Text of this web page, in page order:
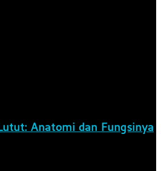
Anatomi dan Fungsinya